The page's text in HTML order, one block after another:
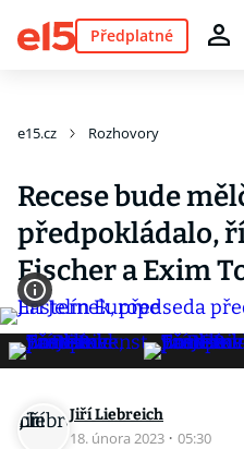
Předplatné
e15.cz Rozhovory
Recese bude
předpokládalo,
Fischer a Exim
Jiří Liebreich
18. února 2023 · 05:30